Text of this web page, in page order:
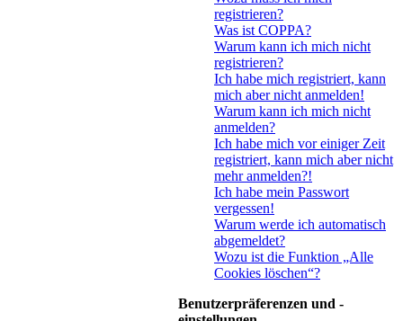
registrieren?
Was ist COPPA?
Warum kann ich mich nicht
registrieren?
Ich habe mich registriert, kann
mich aber nicht anmelden!
Warum kann ich mich nicht
anmelden?
Ich habe mich vor einiger Zeit
registriert, kann mich aber nicht
mehr anmelden?!
Ich habe mein Passwort
vergessen!
Warum werde ich automatisch
abgemeldet?
Wozu ist die Funktion „Alle
Cookies löschen“?
Benutzerpräferenzen und -